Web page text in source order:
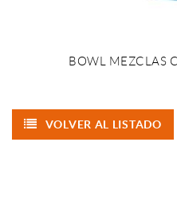
BOWL MEZCLAS
VOLVER AL LISTADO